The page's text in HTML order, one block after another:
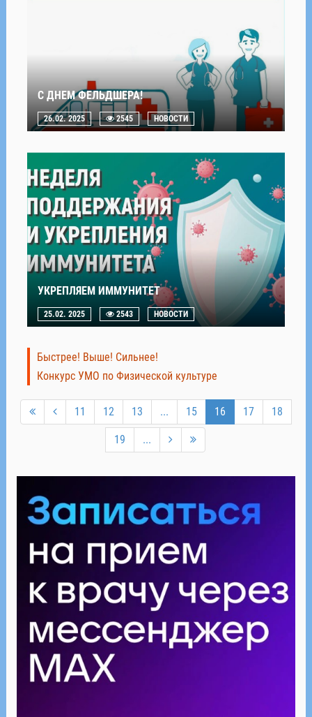
С ДНЕМ ФЕЛЬДШЕРА!
26.02. 2025 2545 НОВОСТИ
УКРЕПЛЯЕМ ИММУНИТЕТ
25.02. 2025 2543 НОВОСТИ
Быстрее! Выше! Сильнее!
Конкурс УМО по Физической культуре
11 12 13 ... 15 16 17 18
19 ...